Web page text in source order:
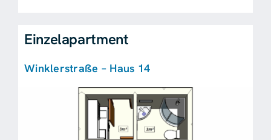
Einzelapartment
Winklerstraße – Haus 14